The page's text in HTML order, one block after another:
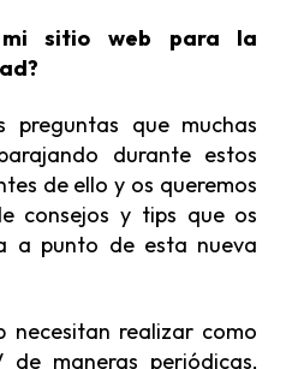
mi sitio web para la
que muchas
durante estos
de ello y os queremos
consejos y tips que os
a punto de esta nueva
necesitan realizar como
de maneras periódicas,